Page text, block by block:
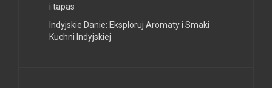
i tapas
Indyjskie Danie: Eksploruj Aromaty i Smaki
Kuchni Indyjskiej